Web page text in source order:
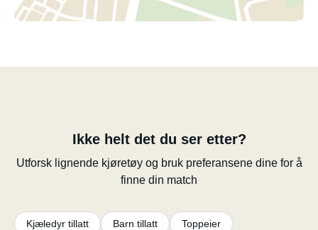
Ikke helt det du ser etter?
Utforsk lignende kjøretøy og bruk preferansene dine for å
finne din match
Kjæledyr tillatt Barn tillatt Toppeier